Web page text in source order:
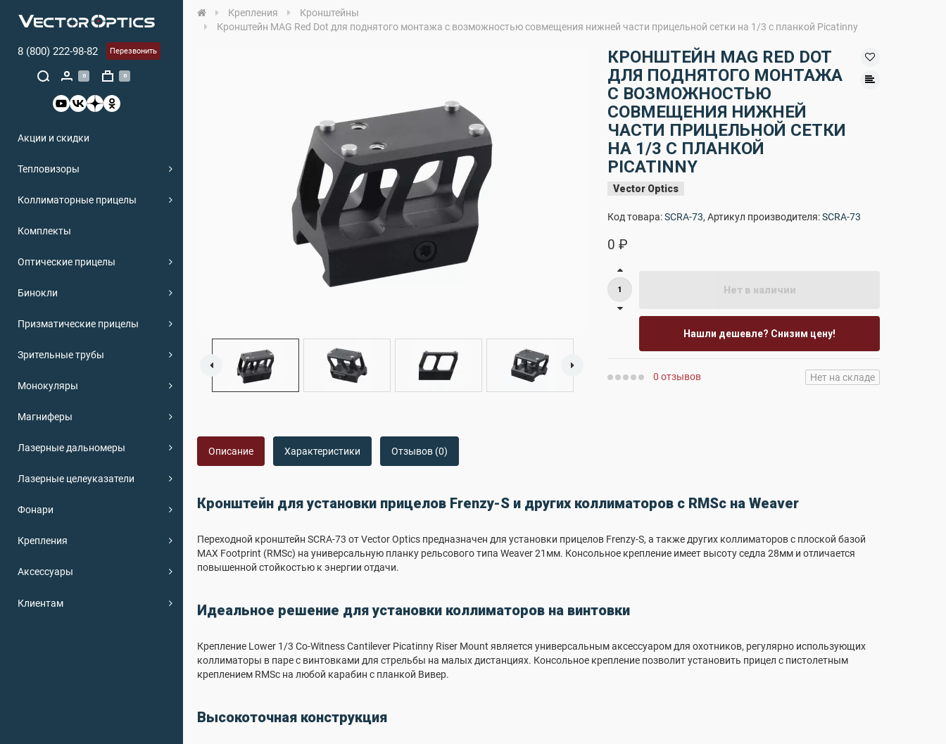
8 (800) 222-98-82 Перезвонить
0 0
Акции и скидки
Тепловизоры
Коллиматорные прицелы
Комплекты
Оптические прицелы
Бинокли
Призматические прицелы
Зрительные трубы
Монокуляры
Магниферы
Лазерные дальномеры
Лазерные целеуказатели
Фонари
Крепления
Аксессуары
Клиентам
Крепления
Кронштейны
Кронштейн MAG Red Dot для поднятого монтажа с возможностью совмещения нижней части прицельной сетки на 1/3 с планкой Picatinny
КРОНШТЕЙН MAG RED DOT
ДЛЯ ПОДНЯТОГО МОНТАЖА
С ВОЗМОЖНОСТЬЮ
СОВМЕЩЕНИЯ НИЖНЕЙ
ЧАСТИ ПРИЦЕЛЬНОЙ СЕТКИ
НА 1/3 С ПЛАНКОЙ
PICATINNY
Vector Optics
Код товара:SCRA-73, Артикул производителя:SCRA-73
0 ₽
Нет в наличии
Нашли дешевле? Снизим цену!
0 отзывов Нет на складе
Описание Характеристики Отзывов (0)
Кронштейн для установки прицелов Frenzy-S и других коллиматоров с RMSc на Weaver
Переходной кронштейн SCRA-73 от Vector Optics предназначен для установки прицелов Frenzy-S, а также других коллиматоров с плоской базой
MAX Footprint (RMSc) на универсальную планку рельсового типа Weaver 21мм. Консольное крепление имеет высоту седла 28мм и отличается
повышенной стойкостью к энергии отдачи.
Идеальное решение для установки коллиматоров на винтовки
Крепление Lower 1/3 Co-Witness Cantilever Picatinny Riser Mount является универсальным аксессуаром для охотников, регулярно использующих
коллиматоры в паре с винтовками для стрельбы на малых дистанциях. Консольное крепление позволит установить прицел с пистолетным
креплением RMSc на любой карабин с планкой Вивер.
Высокоточная конструкция